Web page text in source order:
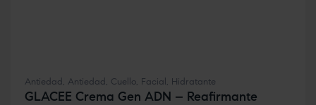
Antiedad , Antiedad , Cuello, Facial , Hidratante
GLACEE Crema Gen ADN – Reafirmante